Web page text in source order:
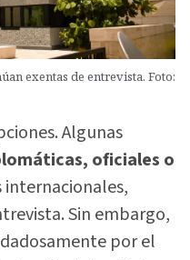
exentas de entrevista. Foto:
Algunas
oficiales o
internacionales,
Sin embargo,
por el